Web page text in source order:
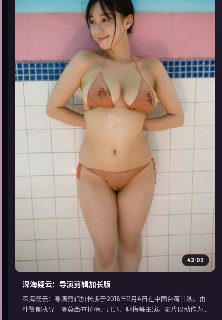
▶
42:03
深海疑云：导演剪辑加长版
深海疑云：导演剪辑加长版于2018年11月4日在中国台湾首映，由
朴赞郁执导，提莫西·查拉梅、周迅、咏梅等主演。影片以动作为